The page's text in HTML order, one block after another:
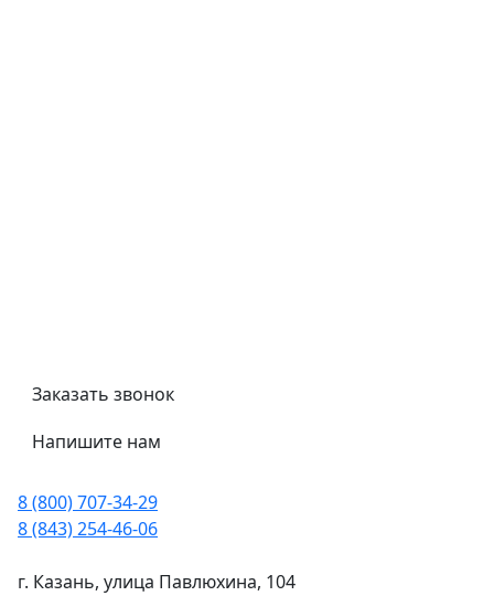
Заказать звонок
Напишите нам
8 (800) 707-34-29
8 (843) 254-46-06
г. Казань, улица Павлюхина, 104